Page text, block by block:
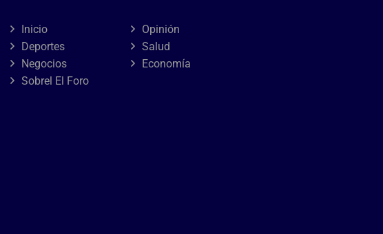
Inicio
Opinión
Deportes
Salud
Negocios
Economía
Sobrel El Foro